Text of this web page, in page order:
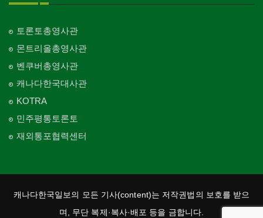
토론토총영사관
몬트리올총영사관
벤쿠버총영사관
캐나다한국대사관
KOTRA
민주평통토론토
재외통포협력센터
캐나다한국일보의 모든 기사(content)는 저작권법의 보호를 받으
며, 무단 복제·복사·배포 등을 금합니다.